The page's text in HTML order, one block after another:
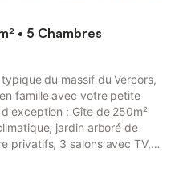
• 5 Chambres
du massif du Vercors,
famille avec votre petite
: Gîte de 250m²
jardin arboré de
privatifs, 3 salons avec TV,
chacun profite d'une